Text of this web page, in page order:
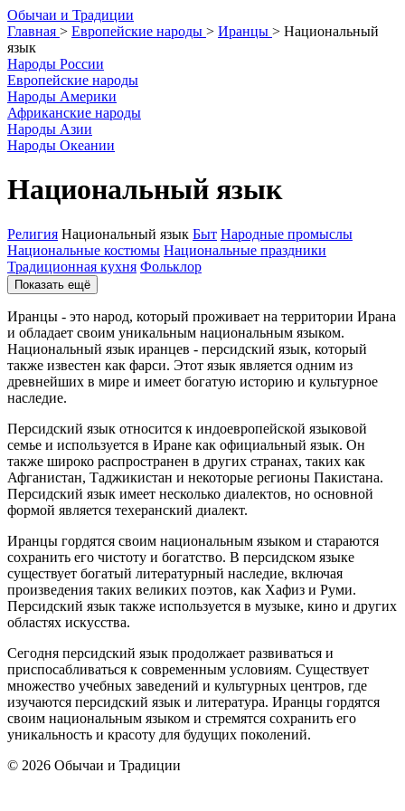
Обычаи и Традиции
Главная > Европейские народы > Иранцы > Национальный
язык
Народы России
Европейские народы
Народы Америки
Африканские народы
Народы Азии
Народы Океании
Национальный язык
Религия Национальный язык Быт Народные промыслы
Национальные костюмы Национальные праздники
Традиционная кухня Фольклор
Показать ещё
Иранцы - это народ, который проживает на территории Ирана
и обладает своим уникальным национальным языком.
Национальный язык иранцев - персидский язык, который
также известен как фарси. Этот язык является одним из
древнейших в мире и имеет богатую историю и культурное
наследие.
Персидский язык относится к индоевропейской языковой
семье и используется в Иране как официальный язык. Он
также широко распространен в других странах, таких как
Афганистан, Таджикистан и некоторые регионы Пакистана.
Персидский язык имеет несколько диалектов, но основной
формой является техеранский диалект.
Иранцы гордятся своим национальным языком и стараются
сохранить его чистоту и богатство. В персидском языке
существует богатый литературный наследие, включая
произведения таких великих поэтов, как Хафиз и Руми.
Персидский язык также используется в музыке, кино и других
областях искусства.
Сегодня персидский язык продолжает развиваться и
приспосабливаться к современным условиям. Существует
множество учебных заведений и культурных центров, где
изучаются персидский язык и литература. Иранцы гордятся
своим национальным языком и стремятся сохранить его
уникальность и красоту для будущих поколений.
© 2026 Обычаи и Традиции